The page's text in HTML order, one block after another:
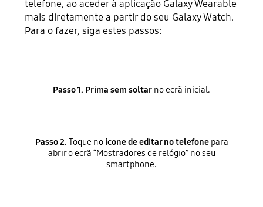
telefone, ao aceder à aplicação Galaxy Wearable
mais diretamente a partir do seu Galaxy Watch.
Para o fazer, siga estes passos:
Passo 1. Prima sem soltar no ecrã inicial.
Passo 2. Toque no ícone de editar no telefonepara
abrir o ecrã “Mostradores de relógio” no seu
smartphone.